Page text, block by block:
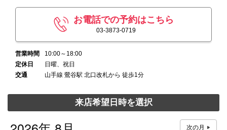
お電話での予約はこちら
03-3873-0719
営業時間
10:00～18:00
定休日
日曜、祝日
交通
山手線 鶯谷駅 北口改札から 徒歩1分
来店希望日時を選択